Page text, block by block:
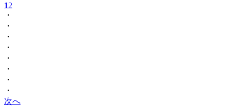
12
・
・
・
・
・
・
・
・
次へ